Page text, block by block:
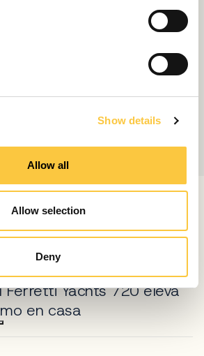
Show details
Allow all
Allow selection
Deny
RELACIONADOS
Ferretti Yachts 720 eleva
en casa